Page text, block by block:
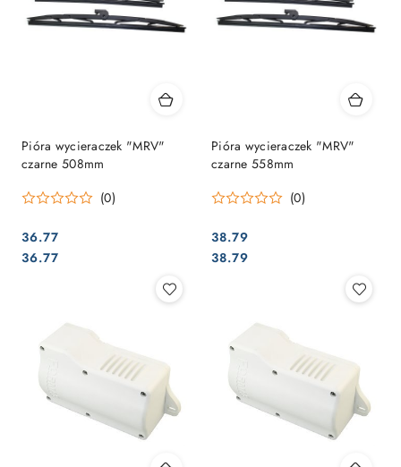
Pióra wycieraczek "MRV"
czarne 508mm
(0)
Cena:
36.77
Cena:
36.77
Pióra wycieraczek "MRV"
czarne 558mm
(0)
Cena:
38.79
Cena:
38.79